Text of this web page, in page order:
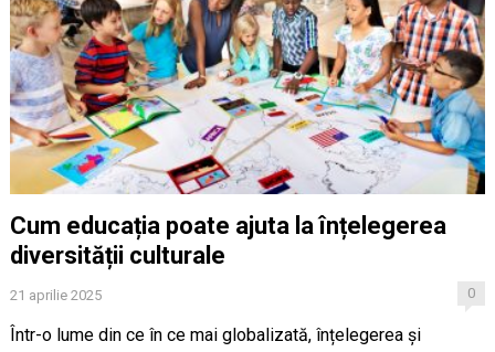
Cum educația poate ajuta la înțelegerea
diversității culturale
21 aprilie 2025 0
Într-o lume din ce în ce mai globalizată, înțelegerea și